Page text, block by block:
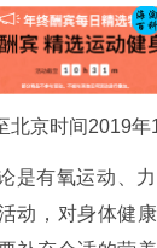
北京时间2019
是有氧运动、
动，对身体健